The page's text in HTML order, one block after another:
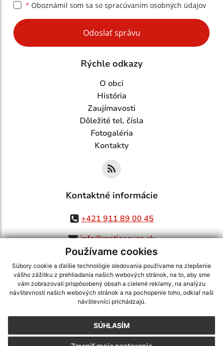
Používame cookies
Súbory cookie a ďalšie technológie sledovania používame na zlepšenie
vášho zážitku z prehliadania našich webových stránok, na to, aby sme
vám zobrazovali prispôsobený obsah a cielené reklamy, na analýzu
návštevnosti našich webových stránok a na pochopenie toho, odkiaľ naši
návštevníci prichádzajú.
SÚHLASÍM
* Oboznámil som sa so spracúvaním osobných údajov
Google reCaptcha Response
Odoslať správu
Rýchle odkazy
O obci
História
Zaujímavosti
Dôležité tel. čísla
Fotogaléria
Kontakty
Kontaktné informácie
+421 911 89 00 45
info@matiasovce.sk
využite možnosť získavania aktuálnych informácií s využitím RSS
CMS systém (redakčný) systém ECHELON 2,Mapa stránok,web portál
webex.digital, s.r.o.,domény,registrácia domény
Posledná aktualizácia:05.08.2026